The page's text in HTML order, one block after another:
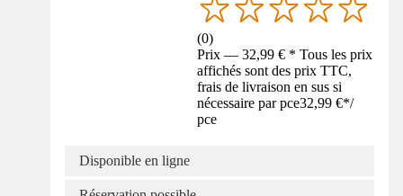
(0)
Prix — 32,99 € * Tous les prix
affichés sont des prix TTC,
frais de livraison en sus si
nécessaire par pce32,99 €*/
pce
Disponible en ligne